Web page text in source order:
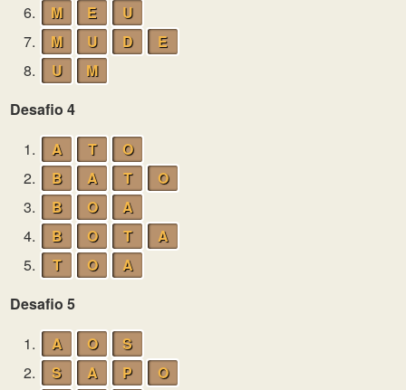
6.
M E
U
7.
M U D
E
8.
U
M
Desafio 4
1.
A T
O
2.
B A T
O
3.
B O
A
4.
B O T
A
5.
T O
A
Desafio 5
1.
A O
S
2.
S A P
O